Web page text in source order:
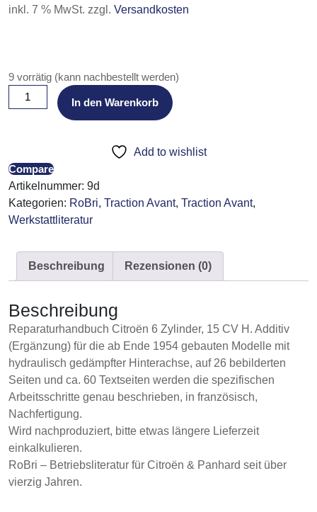
inkl. 7 % MwSt. zzgl. Versandkosten
9 vorrätig (kann nachbestellt werden)
Citroën
Traction
15CV
Additiv
Menge
In den Warenkorb
Add to wishlist
Compare
Artikelnummer: 9d
Kategorien: RoBri, Traction Avant, Traction Avant,
Werkstattliteratur
Beschreibung Rezensionen (0)
Beschreibung
Reparaturhandbuch Citroën 6 Zylinder, 15 CV H. Additiv
(Ergänzung) für die ab Ende 1954 gebauten Modelle mit
hydraulisch gedämpfter Hinterachse, auf 26 bebilderten
Seiten und ca. 60 Textseiten werden die spezifischen
Arbeitsschritte genau beschrieben, in französisch,
Nachfertigung.
Wird nachproduziert, bitte etwas längere Lieferzeit
einkalkulieren.
RoBri – Betriebsliteratur für Citroën & Panhard seit über
vierzig Jahren.